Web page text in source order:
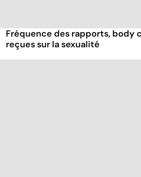
Fréquence des rapports, body
reçues sur la sexualité